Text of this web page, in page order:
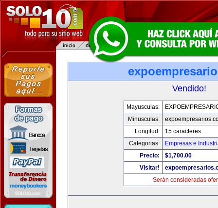
Vendido!
Mayusculas:
Minusculas:
Longitud:
15 caracteres
Categorias:
Empresas e
Precio:
$1,700.00
Visitar!
Serán consideradas